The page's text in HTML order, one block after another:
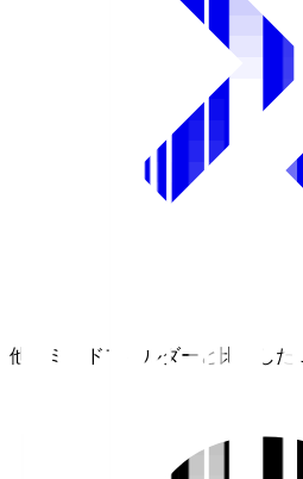
他のミッドフィルダーと比較した